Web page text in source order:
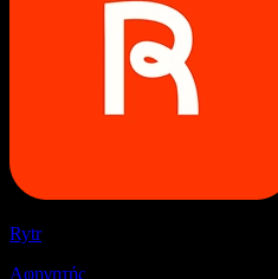
Rytr
Αφηγητής